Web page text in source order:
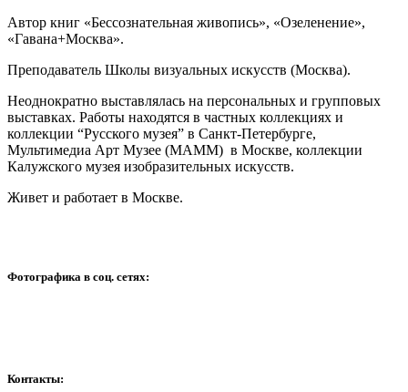
Автор книг «Бессознательная живопись», «Озеленение»,
«Гавана+Москва».
Преподаватель Школы визуальных искусств (Москва).
Неоднократно выставлялась на персональных и групповых
выставках. Работы находятся в частных коллекциях и
коллекции “Русского музея” в Санкт-Петербурге,
Мультимедиа Арт Музее (МАММ) в Москве, коллекции
Калужского музея изобразительных искусств.
Живет и работает в Москве.
Фотографика в соц. сетях:
Контакты: